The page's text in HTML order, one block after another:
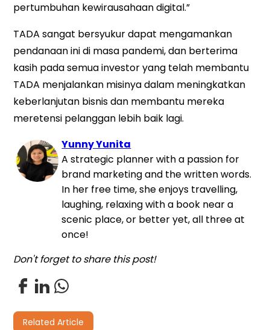
pertumbuhan kewirausahaan digital.”
TADA sangat bersyukur dapat mengamankan
pendanaan ini di masa pandemi, dan berterima
kasih pada semua investor yang telah membantu
TADA menjalankan misinya dalam meningkatkan
keberlanjutan bisnis dan membantu mereka
meretensi pelanggan lebih baik lagi.
Yunny Yunita
A strategic planner with a passion for
brand marketing and the written words.
In her free time, she enjoys travelling,
laughing, relaxing with a book near a
scenic place, or better yet, all three at
once!
Don't forget to share this post!
Related Article